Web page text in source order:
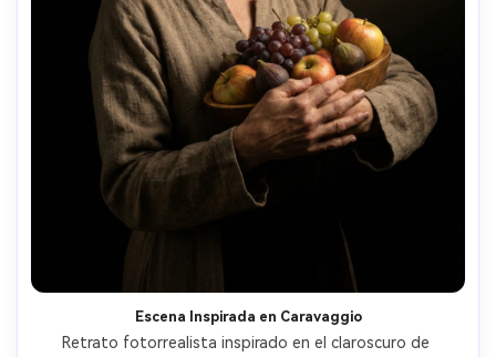
Escena Inspirada en Caravaggio
Retrato fotorrealista inspirado en el claroscuro de